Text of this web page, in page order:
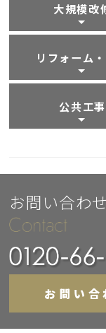
大規模改
リフォーム
公共工事
お問い合わせ
お問い合